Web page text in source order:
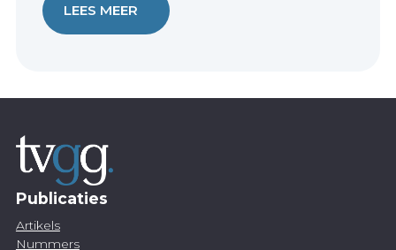
LEES MEER
Publicaties
Artikels
Nummers